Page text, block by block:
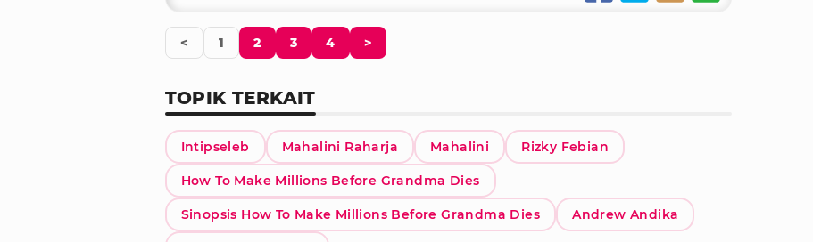
< 1 2 3 4 >
TOPIK TERKAIT
Intipseleb Mahalini Raharja Mahalini Rizky Febian
How To Make Millions Before Grandma Dies
Sinopsis How To Make Millions Before Grandma Dies Andrew Andika